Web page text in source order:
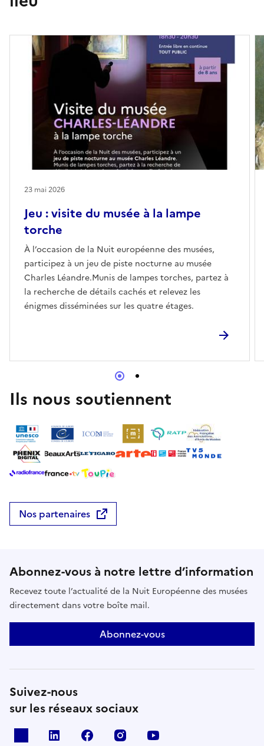
Jeu : visite du musée à la lampe
torche
À l’occasion de la Nuit européenne des musées,
participez à un jeu de piste nocturne au musée
Charles Léandre.Munis de lampes torches, partez à
la recherche de détails cachés et relevez les
énigmes disséminées sur les quatre étages.
23 mai 2026
Ils nous soutiennent
Nos partenaires
Abonnez-vous à notre lettre d’information
Recevez toute l’actualité de la Nuit Européenne des musées
directement dans votre boîte mail.
Abonnez-vous
Suivez-nous
sur les réseaux sociaux
Linkedin Facebook Instagram